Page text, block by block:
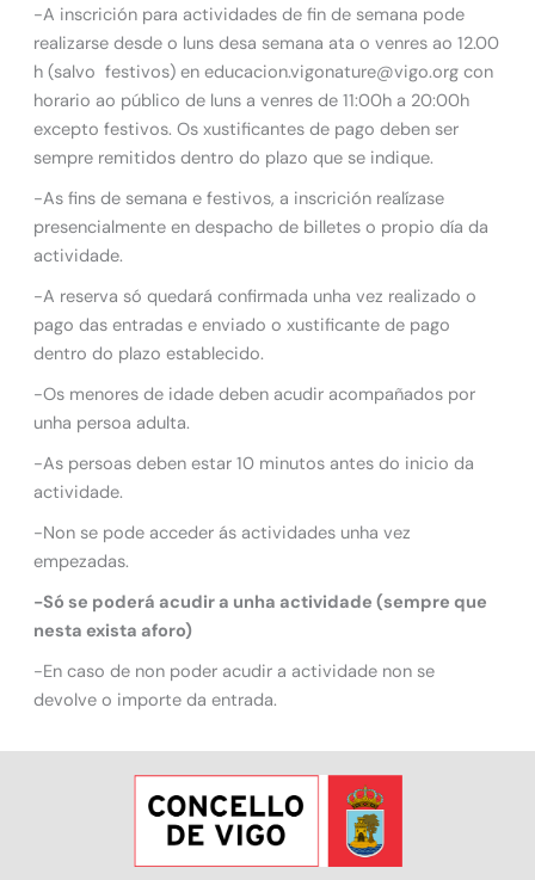
-A inscrición para actividades de fin de semana pode
realizarse desde o luns desa semana ata o venres ao 12.00
h (salvo festivos) en educacion.vigonature@vigo.org con
horario ao público de luns a venres de 11:00h a 20:00h
excepto festivos. Os xustificantes de pago deben ser
sempre remitidos dentro do plazo que se indique.
-As fins de semana e festivos, a inscrición realízase
presencialmente en despacho de billetes o propio día da
actividade.
-A reserva só quedará confirmada unha vez realizado o
pago das entradas e enviado o xustificante de pago
dentro do plazo establecido.
-Os menores de idade deben acudir acompañados por
unha persoa adulta.
-As persoas deben estar 10 minutos antes do inicio da
actividade.
-Non se pode acceder ás actividades unha vez
empezadas.
-Só se poderá acudir a unha actividade (sempre que
nesta exista aforo)
-En caso de non poder acudir a actividade non se
devolve o importe da entrada.